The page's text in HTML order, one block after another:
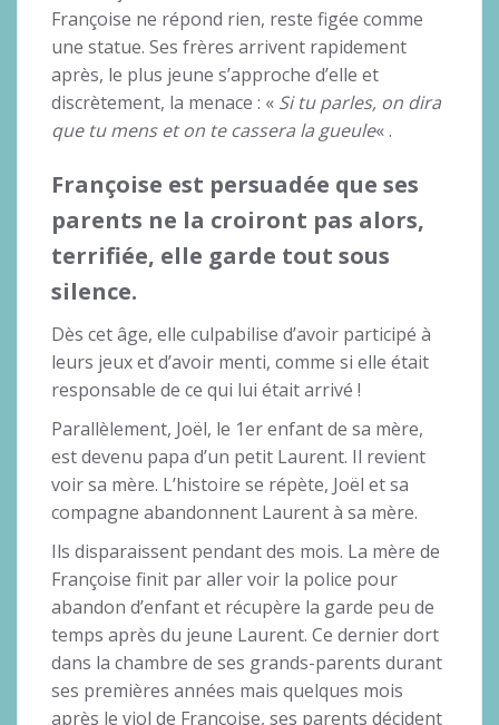
Françoise ne répond rien, reste figée comme
une statue. Ses frères arrivent rapidement
après, le plus jeune s’approche d’elle et
discrètement, la menace : « Si tu parles, on dira
que tu mens et on te cassera la gueule« .
Françoise est persuadée que ses
parents ne la croiront pas alors,
terrifiée, elle garde tout sous
silence.
Dès cet âge, elle culpabilise d’avoir participé à
leurs jeux et d’avoir menti, comme si elle était
responsable de ce qui lui était arrivé !
Parallèlement, Joël, le 1er enfant de sa mère,
est devenu papa d’un petit Laurent. Il revient
voir sa mère. L’histoire se répète, Joël et sa
compagne abandonnent Laurent à sa mère.
Ils disparaissent pendant des mois. La mère de
Françoise finit par aller voir la police pour
abandon d’enfant et récupère la garde peu de
temps après du jeune Laurent. Ce dernier dort
dans la chambre de ses grands-parents durant
ses premières années mais quelques mois
après le viol de Françoise, ses parents décident